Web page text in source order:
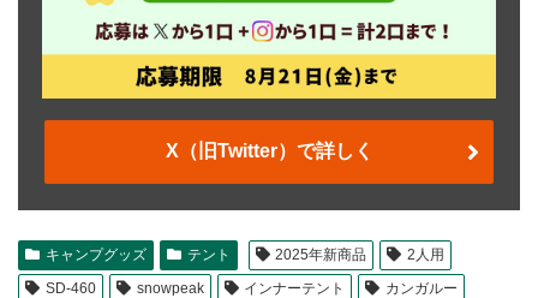
X（旧Twitter）で詳しく
キャンプグッズ テント 2025年新商品
2人用
SD-460
snowpeak インナーテント
カンガルー